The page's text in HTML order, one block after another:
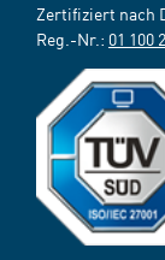
Zertifiziert nach
Reg.-Nr.: 01 100